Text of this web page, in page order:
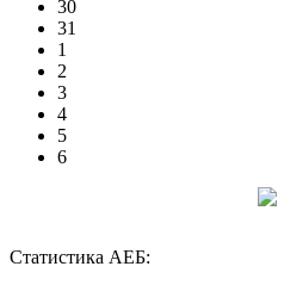
30
31
1
2
3
4
5
6
Статистика АЕБ: